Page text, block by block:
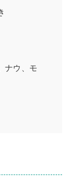
ナウ、モ